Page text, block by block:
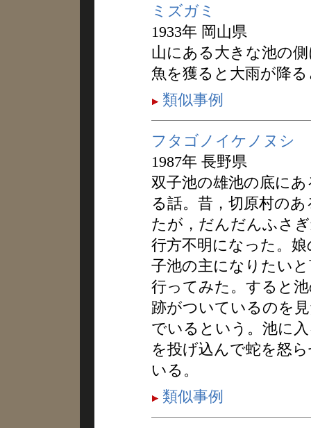
ミズガミ
1933年 岡山県
山にある大きな池の
魚を獲ると大雨が降
類似事例
フタゴノイケノヌシ
1987年 長野県
双子池の雄池の底に
る話。昔，切原村の
たが，だんだんふさ
行方不明になった。
子池の主になりたい
行ってみた。すると
跡がついているのを
でいるという。池に
を投げ込んで蛇を怒
いる。
類似事例